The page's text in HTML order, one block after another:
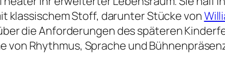
klassischem Stoff, darunter Stücke von
die Anforderungen des späteren
von Rhythmus, Sprache und